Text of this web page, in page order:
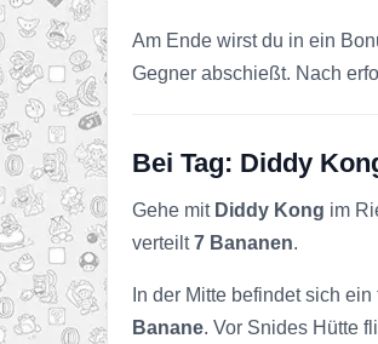
Am Ende wirst du in ein
Gegner abschießt. Nach
Bei Tag: Diddy
Gehe mit Diddy Kong im
verteilt7 Bananen.
In der Mitte befindet sich
Banane. Vor Snides Hütte